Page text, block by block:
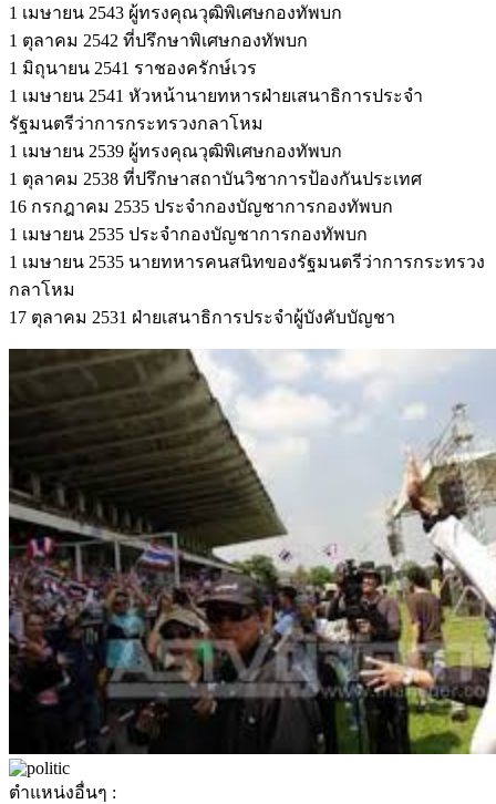
1 เมษายน 2543 ผู้ทรงคุณวุฒิพิเศษกองทัพบก
1 ตุลาคม 2542 ที่ปรึกษาพิเศษกองทัพบก
1 มิถุนายน 2541 ราชองครักษ์เวร
1 เมษายน 2541 หัวหน้านายทหารฝ่ายเสนาธิการประจำ
รัฐมนตรีว่าการกระทรวงกลาโหม
1 เมษายน 2539 ผู้ทรงคุณวุฒิพิเศษกองทัพบก
1 ตุลาคม 2538 ที่ปรึกษาสถาบันวิชาการป้องกันประเทศ
16 กรกฎาคม 2535 ประจำกองบัญชาการกองทัพบก
1 เมษายน 2535 ประจำกองบัญชาการกองทัพบก
1 เมษายน 2535 นายทหารคนสนิทของรัฐมนตรีว่าการกระทรวง
กลาโหม
17 ตุลาคม 2531 ฝ่ายเสนาธิการประจำผู้บังคับบัญชา
ตำแหน่งอื่นๆ :